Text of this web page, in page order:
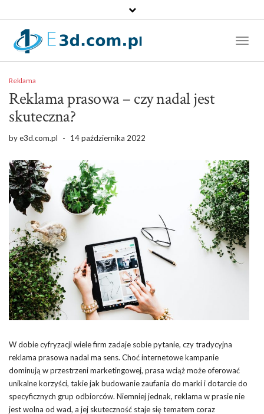
Reklama
Reklama prasowa – czy nadal jest
skuteczna?
bye3d.com.pl - 14 października 2022
W dobie cyfryzacji wiele firm zadaje sobie pytanie, czy tradycyjna
reklama prasowa nadal ma sens. Choć internetowe kampanie
dominują w przestrzeni marketingowej, prasa wciąż może oferować
unikalne korzyści, takie jak budowanie zaufania do marki i dotarcie do
specyficznych grup odbiorców. Niemniej jednak, reklama w prasie nie
jest wolna od wad, a jej skuteczność staje się tematem coraz